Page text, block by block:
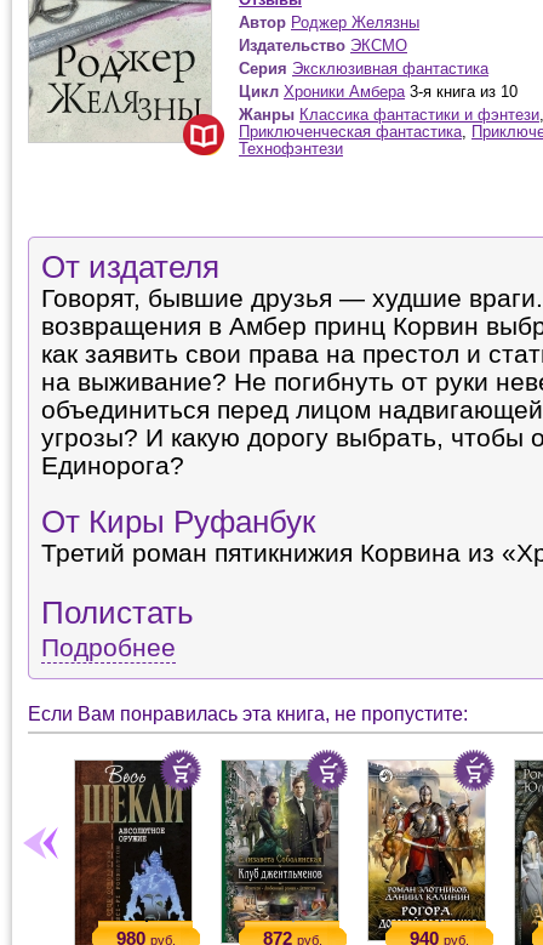
Автор Роджер Желязны
Издательство ЭКСМО
Серия Эксклюзивная фантастика
Цикл Хроники Амбера3-я книга из 10
Жанры Классика фантастики и фэнтези,
Приключенческая фантастика,
Технофэнтези
От издателя
Говорят, бывшие друзья — худшие
возвращения в Амбер принц Корвин
как заявить свои права на престол и
на выживание? Не погибнуть от руки
объединиться перед лицом
угрозы? И какую дорогу выбрать, чтобы
Единорога?
От Киры Руфанбук
Третий роман пятикнижия Корвина из
Полистать
Подробнее
Если Вам понравилась эта книга, не пропустите:
980 руб. 872 руб. 940 руб.